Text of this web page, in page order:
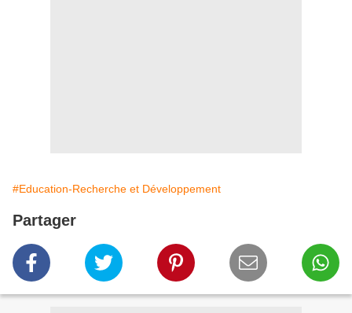
#Education-Recherche et Développement
Partager